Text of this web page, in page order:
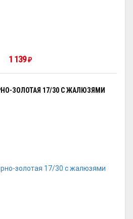
1 139₽
ЗОЛОТАЯ 17/30 С ЖАЛЮЗЯМИ